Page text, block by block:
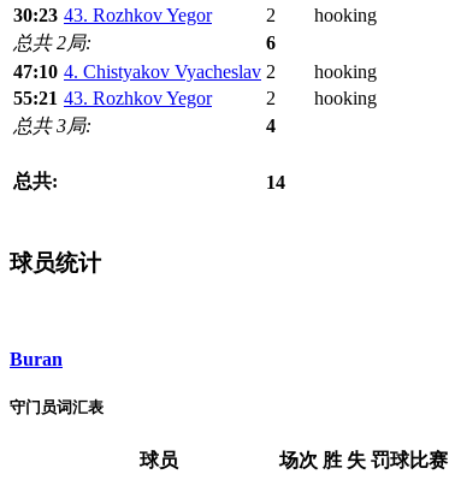
30:23 43. Rozhkov Yegor 2
hooking
总共 2局:
6
47:10 4. Chistyakov Vyacheslav 2
hooking
55:21 43. Rozhkov Yegor 2
hooking
总共 3局:
4
总共: 14
球员统计
Buran
守门员词汇表
球员 场次 胜 失 罚球比赛